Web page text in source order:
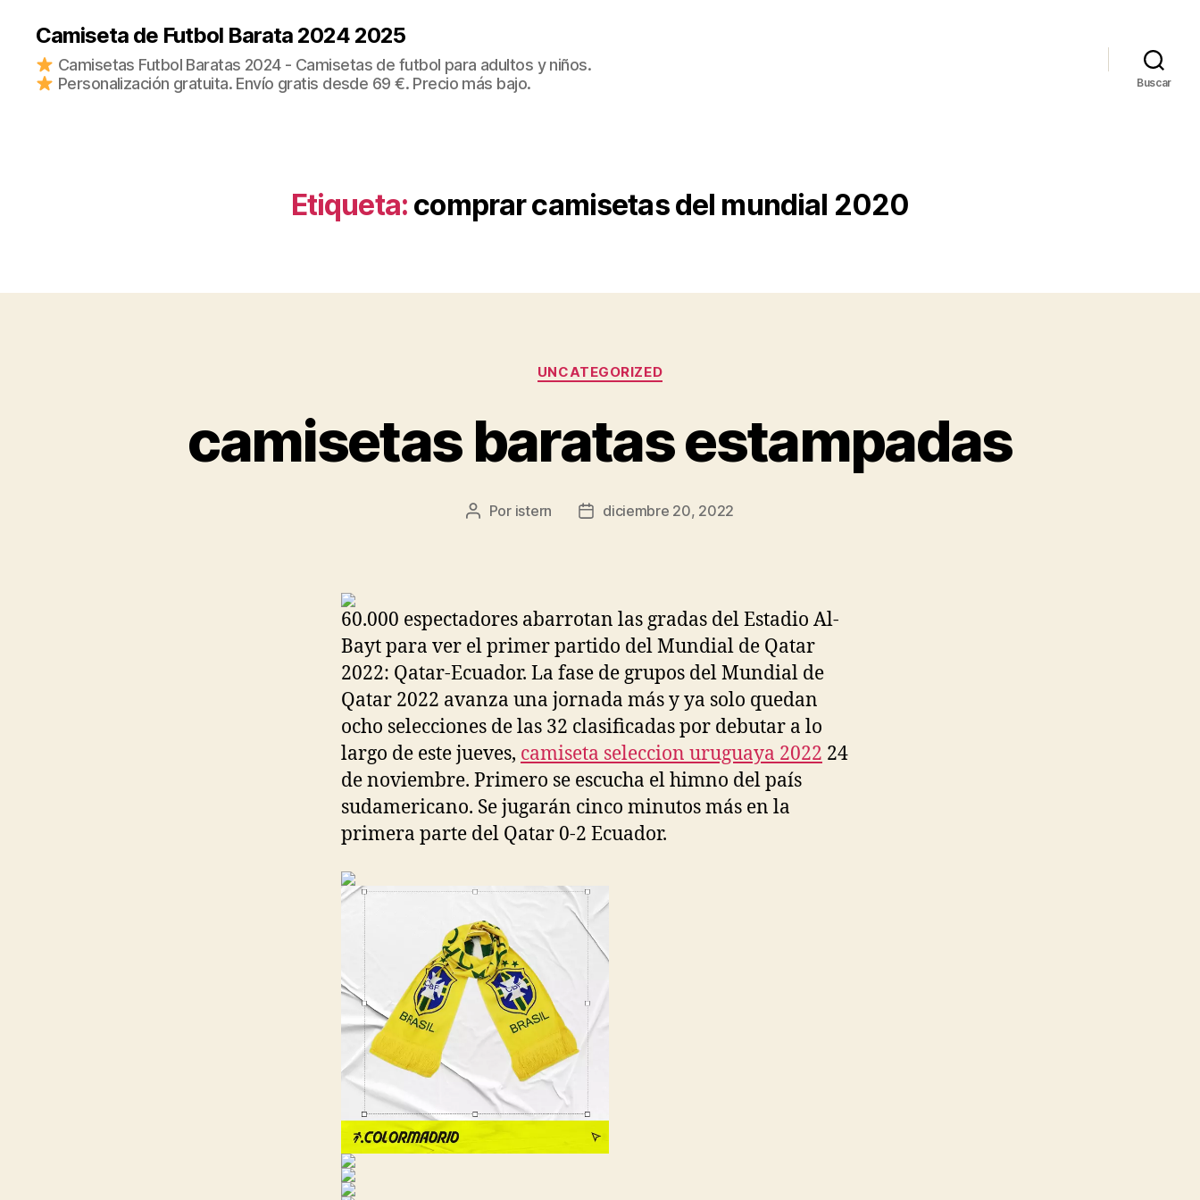
Camiseta de Futbol Barata 2024 2025
Camisetas Futbol Baratas 2024 - Camisetas de futbol para adultos y niños.
Personalización gratuita. Envío gratis desde 69 €. Precio más bajo.
Buscar
Etiqueta: comprar camisetas del mundial 2020
Categorías
UNCATEGORIZED
camisetas baratas estampadas
Autor
Por istern
Fechadiciembre 20, 2022
60.000 espectadores abarrotan las gradas del Estadio Al-
Bayt para ver el primer partido del Mundial de Qatar
2022: Qatar-Ecuador. La fase de grupos del Mundial de
Qatar 2022 avanza una jornada más y ya solo quedan
ocho selecciones de las 32 clasificadas por debutar a lo
largo de este jueves, camiseta seleccion uruguaya 2022 24
de noviembre. Primero se escucha el himno del país
sudamericano. Se jugarán cinco minutos más en la
primera parte del Qatar 0-2 Ecuador.